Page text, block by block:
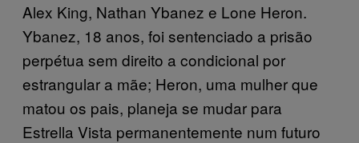
Alex King, Nathan Ybanez e Lone Heron.
Ybanez, 18 anos, foi sentenciado a prisão
perpétua sem direito a condicional por
estrangular a mãe; Heron, uma mulher que
matou os pais, planeja se mudar para
Estrella Vista permanentemente num futuro